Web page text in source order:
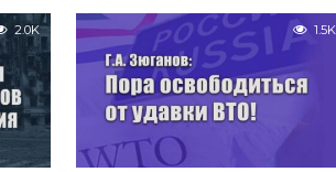
Зюганов. — Дорогие друзья,
товарищи, соратники, хочу от...
2.0K 1.5K